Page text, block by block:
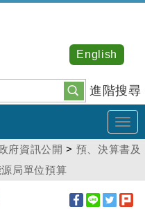
進階搜尋
English
府資訊公開 > 預、決算書及
局單位預算